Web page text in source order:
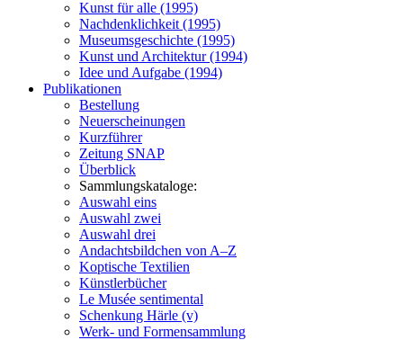
Kunst für alle (1995)
Nachdenklichkeit (1995)
Museumsgeschichte (1995)
Kunst und Architektur (1994)
Idee und Aufgabe (1994)
Publikationen
Bestellung
Neuerscheinungen
Kurzführer
Zeitung SNAP
Überblick
Sammlungskataloge:
Auswahl eins
Auswahl zwei
Auswahl drei
Andachtsbildchen von A–Z
Koptische Textilien
Künstlerbücher
Le Musée sentimental
Schenkung Härle (v)
Werk- und Formensammlung